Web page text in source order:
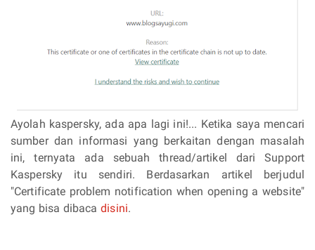
Ayolah kaspersky, ada apa lagi ini!... Ketika saya mencari
sumber dan informasi yang berkaitan dengan masalah
ini, ternyata ada sebuah thread/artikel dari Support
Kaspersky itu sendiri. Berdasarkan artikel berjudul
"Certificate problem notification when opening a website"
yang bisa dibacadisini.